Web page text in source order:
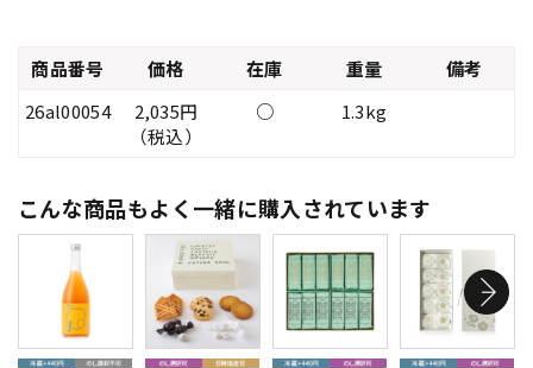
商品番号 価格 在庫 重量
備考
26al00054
2,035円
（税込）
○ 1.3kg
こんな商品もよく一緒に購入されています